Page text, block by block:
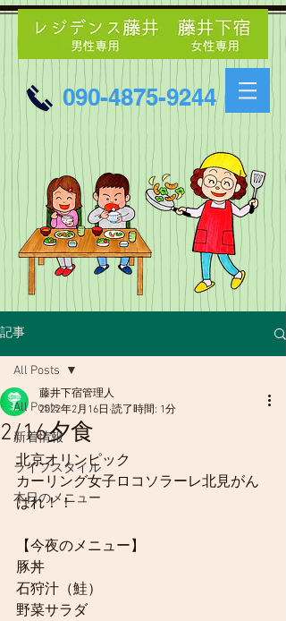
090-4875-9244
記事
All Posts
新着情報
ライフスタイル
本日のメニュー
All Posts
2/16夕食
藤井下宿管理人
2022年2月16日 読了時間: 1分
北京オリンピック
カーリング女子ロコソラーレ北見がん
ばれ！！
【今夜のメニュー】
豚丼
石狩汁（鮭）
野菜サラダ